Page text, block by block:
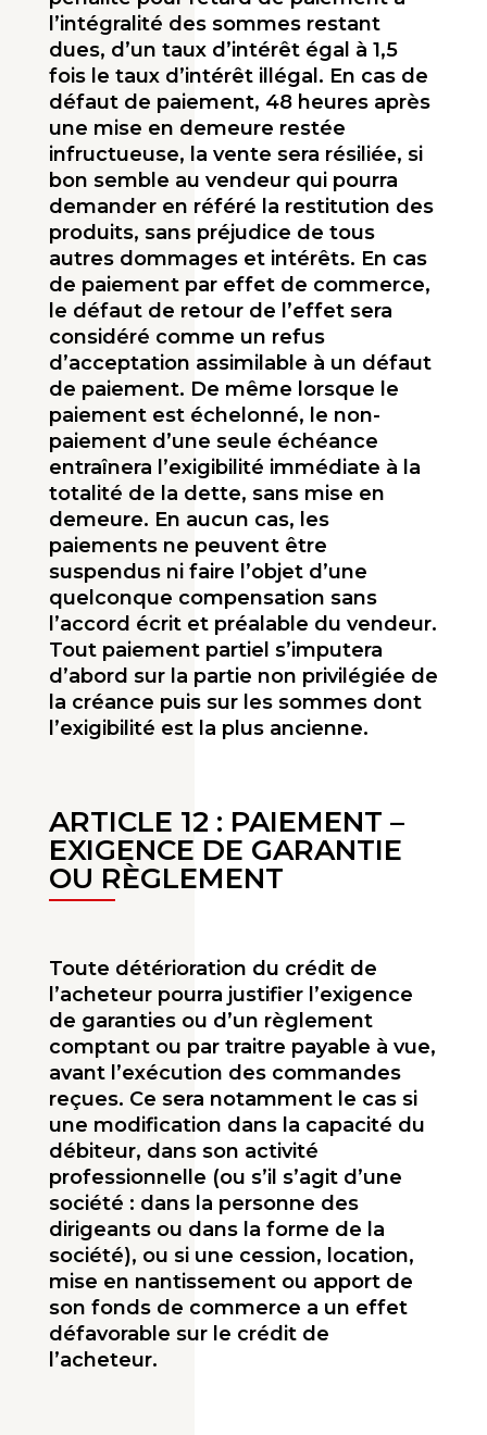
l’intégralité des sommes restant
dues, d’un taux d’intérêt égal à 1,5
fois le taux d’intérêt illégal. En cas de
défaut de paiement, 48 heures après
une mise en demeure restée
infructueuse, la vente sera résiliée, si
bon semble au vendeur qui pourra
demander en référé la restitution des
produits, sans préjudice de tous
autres dommages et intérêts. En cas
de paiement par effet de commerce,
le défaut de retour de l’effet sera
considéré comme un refus
d’acceptation assimilable à un défaut
de paiement. De même lorsque le
paiement est échelonné, le non-
paiement d’une seule échéance
entraînera l’exigibilité immédiate à la
totalité de la dette, sans mise en
demeure. En aucun cas, les
paiements ne peuvent être
suspendus ni faire l’objet d’une
quelconque com­pensation sans
l’accord écrit et préalable du vendeur.
Tout paiement partiel s’imputera
d’abord sur la partie non privilégiée de
la créance puis sur les sommes dont
l’exigibilité est la plus ancienne.
ARTICLE 12 : PAIEMENT –
EXIGENCE DE GARANTIE
OU RÈGLEMENT
Toute détérioration du crédit de
l’acheteur pourra justifier l’exigence
de garanties ou d’un règle­ment
comptant ou par traitre payable à vue,
avant l’exécution des commandes
reçues. Ce sera notamment le cas si
une modification dans la capacité du
débiteur, dans son activité
profession­nelle (ou s’il s’agit d’une
société : dans la personne des
dirigeants ou dans la forme de la
société), ou si une cession, location,
mise en nantissement ou apport de
son fonds de commerce a un effet
défavorable sur le crédit de
l’acheteur.